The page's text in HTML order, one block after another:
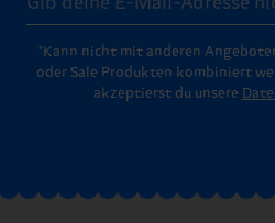
*Kann nicht mit anderen
oder Sale Produkten kombiniert
akzeptierst du unsere